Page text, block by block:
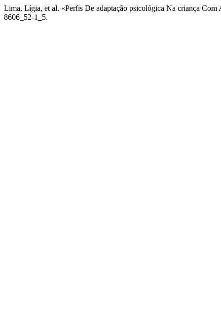
Lima, Lígia, et al. «Perfis De adaptação psicológica Na criança Com
8606_52-1_5.